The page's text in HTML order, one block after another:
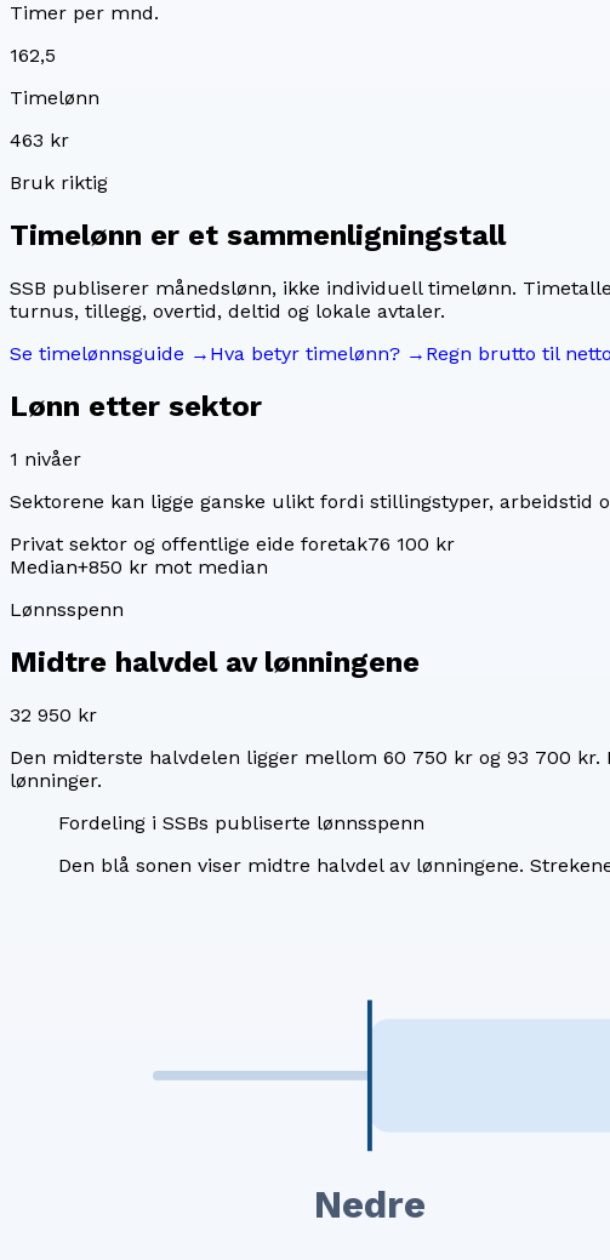
Timer per mnd.
162,5
Timelønn
463 kr
Bruk riktig
Timelønn er et sammenligningstall
SSB publiserer månedslønn, ikke individuell timelønn.
turnus, tillegg, overtid, deltid og lokale avtaler.
Se timelønnsguide → Hva betyr timelønn? → Regn brutto til
Lønn etter sektor
1 nivåer
Sektorene kan ligge ganske ulikt fordi stillingstyper, arbeidstid
Privat sektor og offentlige eide foretak76 100 kr
Median+850 kr mot median
Lønnsspenn
Midtre halvdel av lønningene
32 950 kr
Den midterste halvdelen ligger mellom 60 750 kr og 93 700 kr.
lønninger.
Fordeling i SSBs publiserte lønnsspenn
Den blå sonen viser midtre halvdel av lønningene.
Nedre